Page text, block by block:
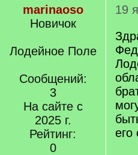
marinaoso
Новичок
Лодейное Поле
Сообщений:
3
На сайте с
2025 г.
Рейтинг:
0
19
его